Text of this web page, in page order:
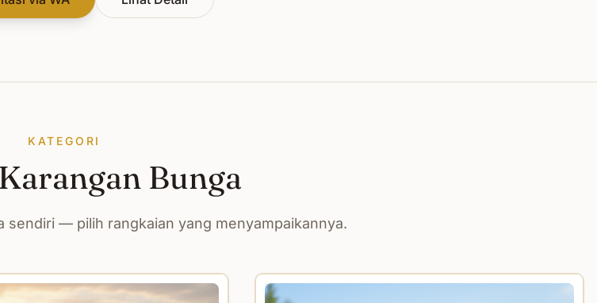
KATEGORI
Bunga
sendiri — pilih rangkaian yang menyampaikannya.